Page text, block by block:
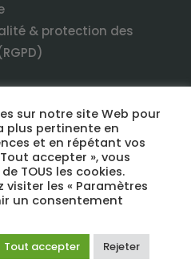
& protection des
TOUS DROITS RÉSERVÉS
FacebookLinkedIn
sur notre site Web pour
plus pertinente en
et en répétant vos
accepter », vous
TOUS les cookies.
visiter les « Paramètres
un consentement
Tout accepter Rejeter